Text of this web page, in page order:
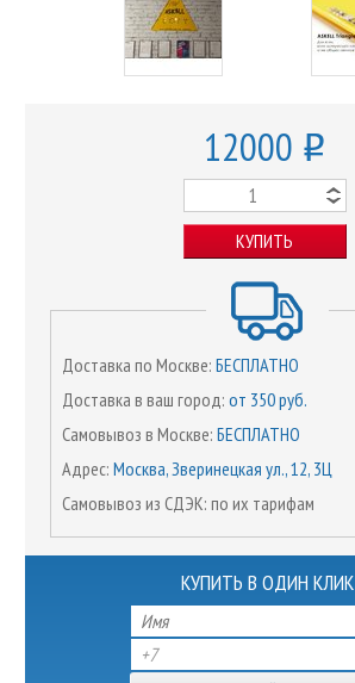
12000 o
КУПИТЬ
Доставка по Москве: БЕСПЛАТНО
Доставка в ваш город: от 350 руб.
Самовывоз в Москве: БЕСПЛАТНО
Адрес: Москва, Зверинецкая ул., 12, 3Ц
Самовывоз из СДЭК: по их тарифам
КУПИТЬ В ОДИН КЛИК